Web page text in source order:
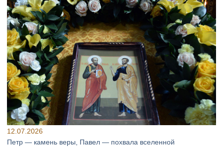
12.07.2026
Петр — камень веры, Павел — похвала вселенной